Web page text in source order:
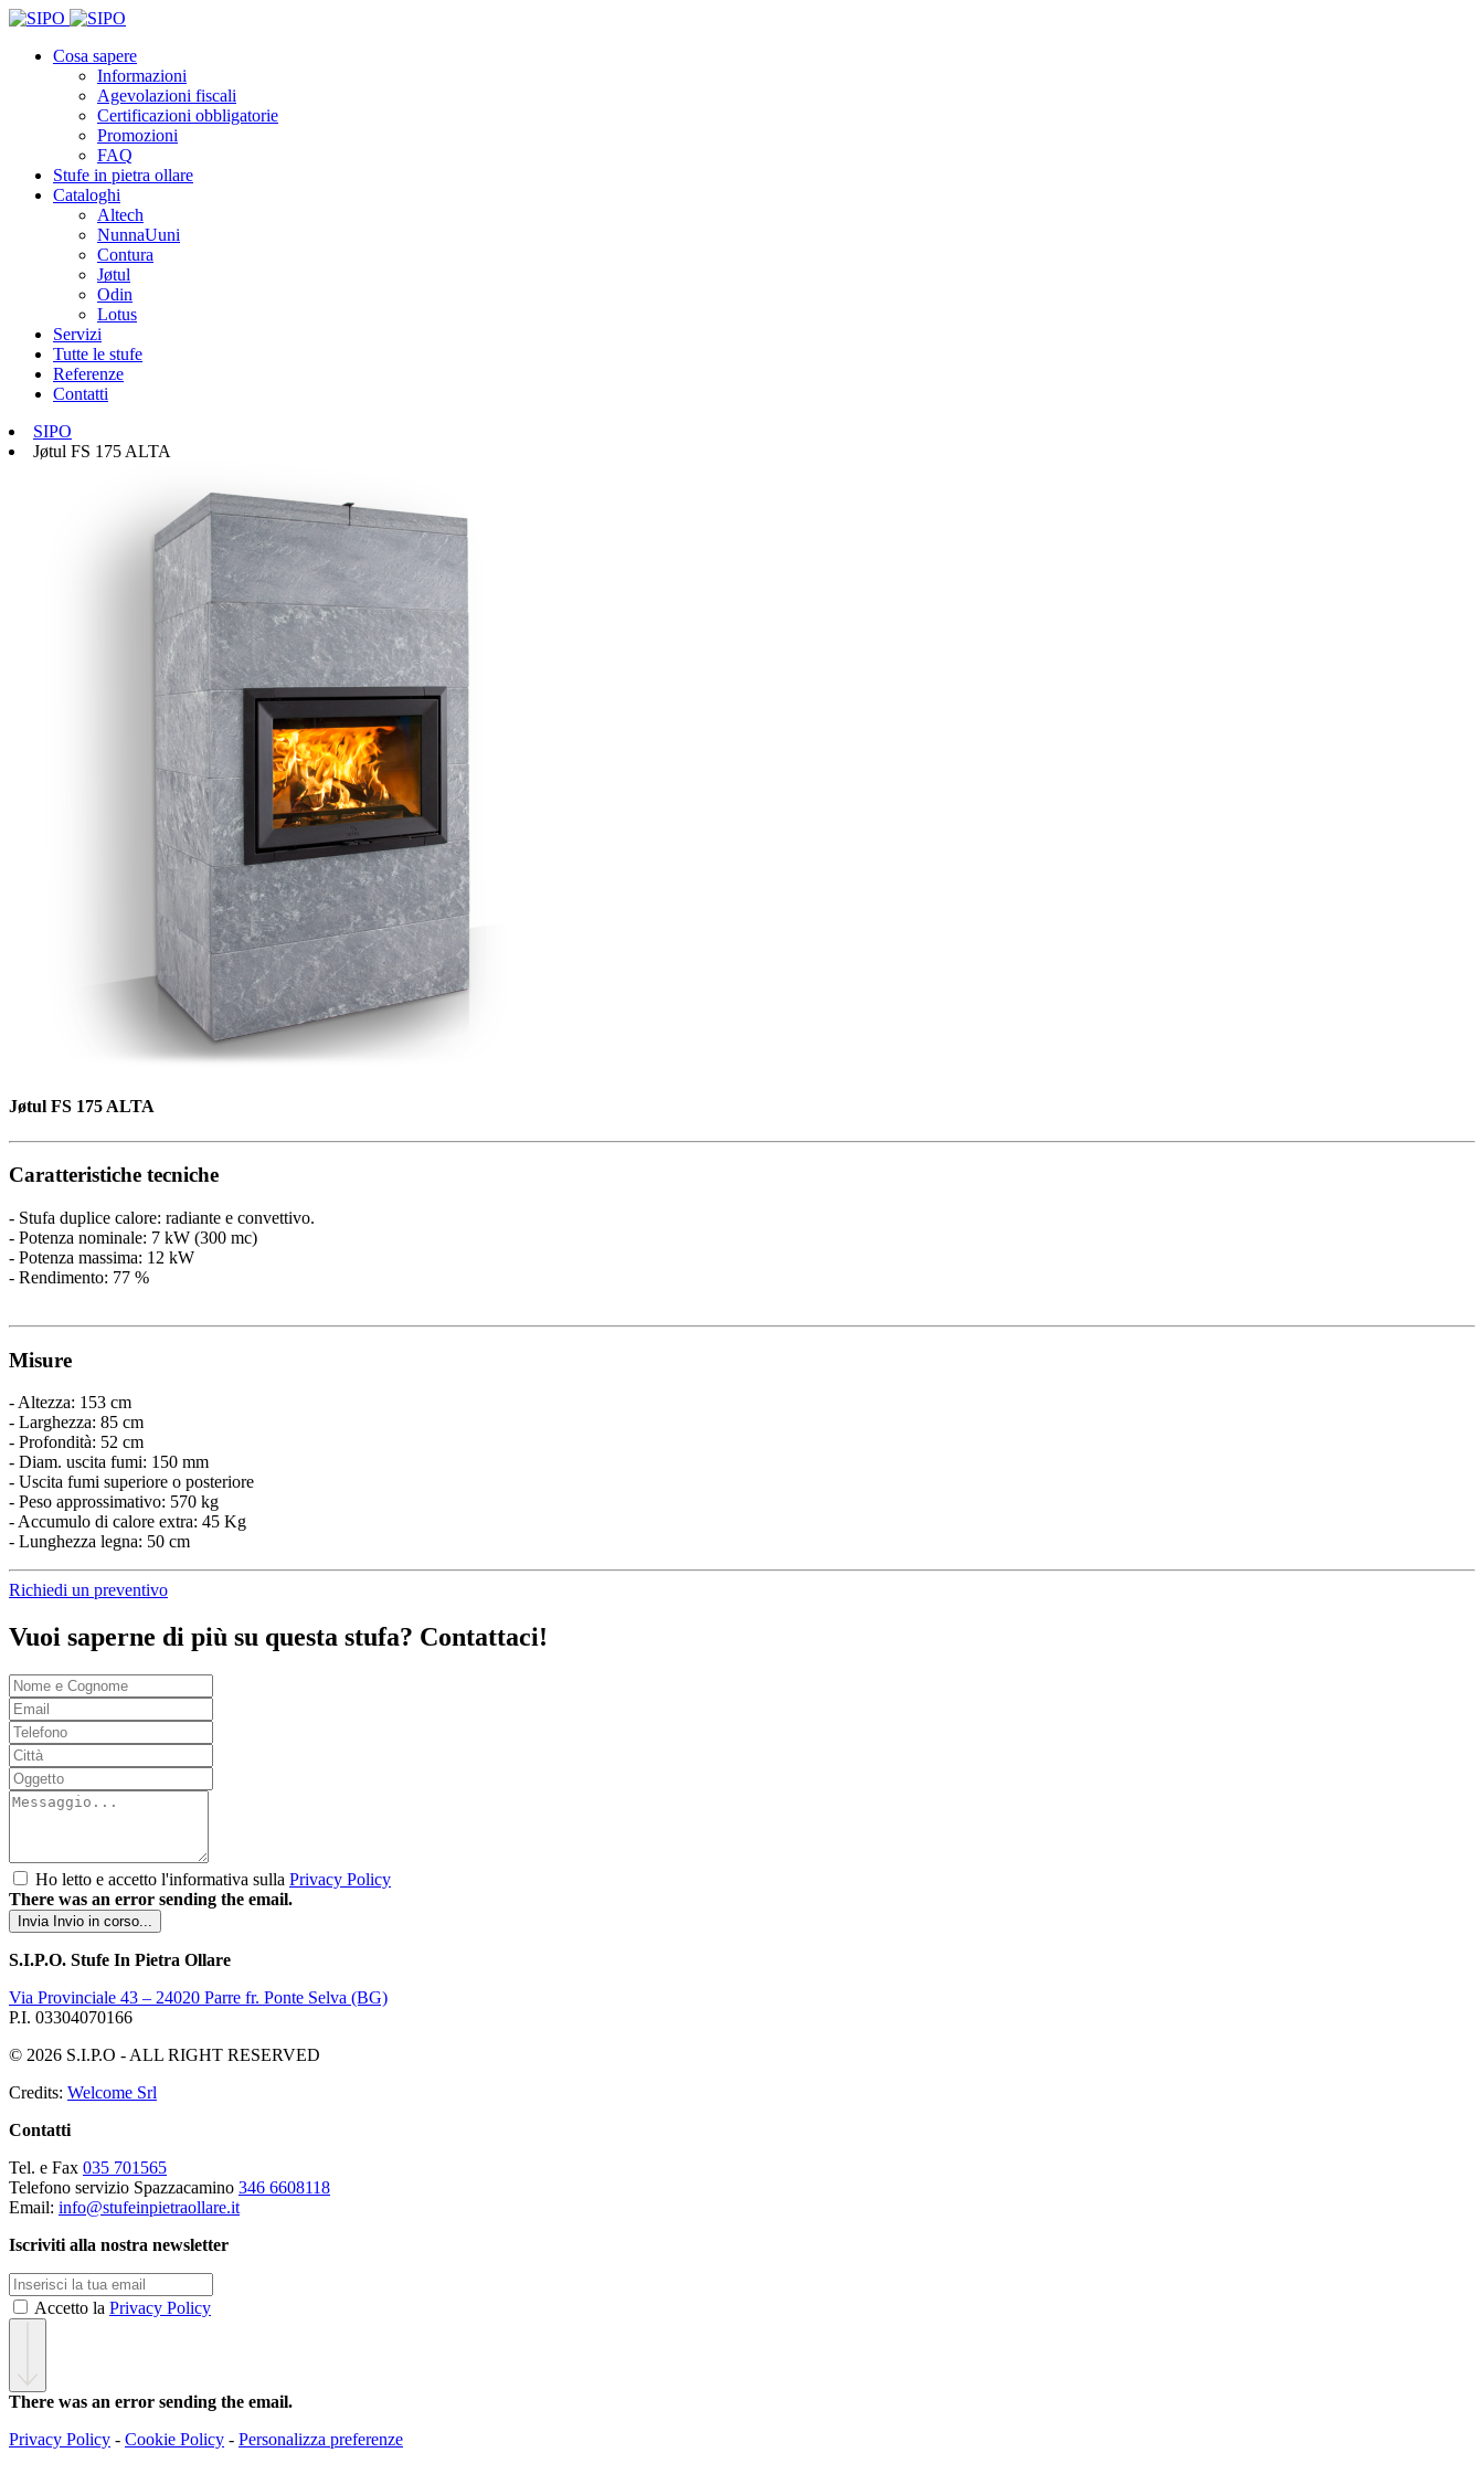
Cosa sapere
Informazioni
Agevolazioni fiscali
Certificazioni obbligatorie
Promozioni
FAQ
Stufe in pietra ollare
Cataloghi
Altech
NunnaUuni
Contura
Jøtul
Odin
Lotus
Servizi
Tutte le stufe
Referenze
Contatti
SIPO
Jøtul FS 175 ALTA
Jøtul FS 175 ALTA
Caratteristiche tecniche
- Stufa duplice calore: radiante e convettivo.
- Potenza nominale: 7 kW (300 mc)
- Potenza massima: 12 kW
- Rendimento: 77 %
Misure
- Altezza: 153 cm
- Larghezza: 85 cm
- Profondità: 52 cm
- Diam. uscita fumi: 150 mm
- Uscita fumi superiore o posteriore
- Peso approssimativo: 570 kg
- Accumulo di calore extra: 45 Kg
- Lunghezza legna: 50 cm
Richiedi un preventivo
Vuoi saperne di più su questa stufa? Contattaci!
Ho letto e accetto l'informativa sulla Privacy Policy
There was an error sending the email.
Invia Invio in corso...
S.I.P.O. Stufe In Pietra Ollare
Via Provinciale 43 – 24020 Parre fr. Ponte Selva (BG)
P.I. 03304070166
© 2026 S.I.P.O - ALL RIGHT RESERVED
Credits: Welcome Srl
Contatti
Tel. e Fax 035 701565
Telefono servizio Spazzacamino 346 6608118
Email: info@stufeinpietraollare.it
Iscriviti alla nostra newsletter
Accetto la Privacy Policy
There was an error sending the email.
Privacy Policy - Cookie Policy - Personalizza preferenze